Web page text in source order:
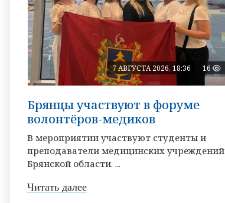
7 АВГУСТА 2026, 18:36 16
Брянцы участвуют в форуме
волонтёров-медиков
В мероприятии участвуют студенты и
преподаватели медицинских учреждений
Брянской области. ...
Читать далее